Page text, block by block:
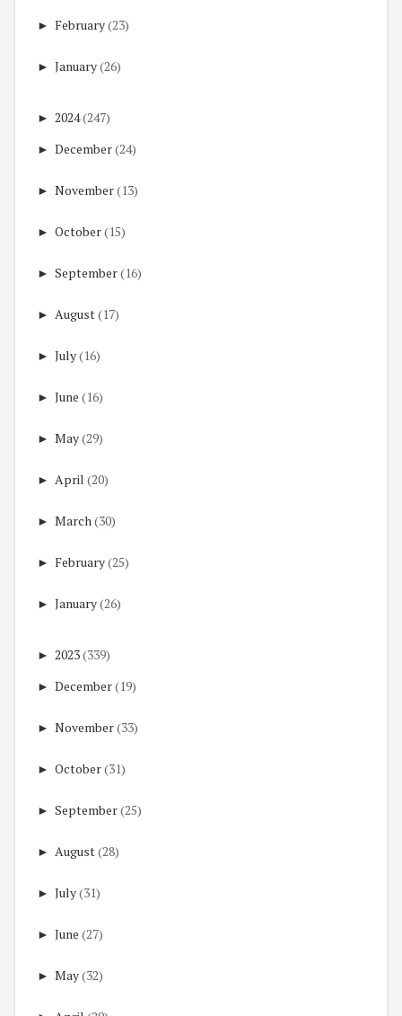
► February(23)
► January(26)
► 2024(247)
► December(24)
► November(13)
► October(15)
► September(16)
► August(17)
► July(16)
► June (16)
► May(29)
► April (20)
► March(30)
► February(25)
► January(26)
► 2023(339)
► December(19)
► November(33)
► October(31)
► September(25)
► August(28)
► July(31)
► June (27)
► May(32)